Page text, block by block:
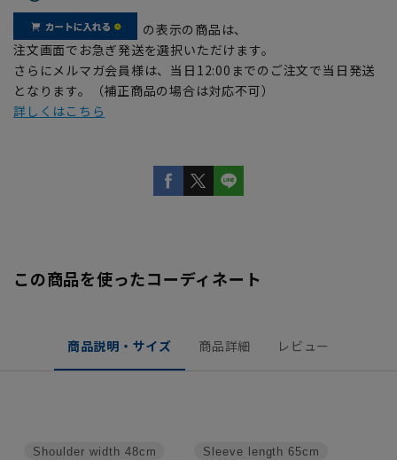
の表示の商品は、
注文画面でお急ぎ発送を選択いただけます。
さらにメルマガ会員様は、当日12:00までのご注文で当日発送
となります。（補正商品の場合は対応不可）
詳しくはこちら
この商品を使ったコーディネート
商品説明・サイズ 商品詳細 レビュー
Sleeve length 65cm
Shoulder width 48cm